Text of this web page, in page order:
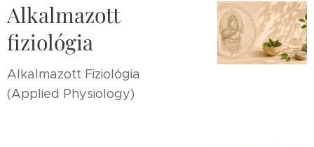
Alkalmazott
fiziológia
Alkalmazott Fiziológia
(Applied Physiology)